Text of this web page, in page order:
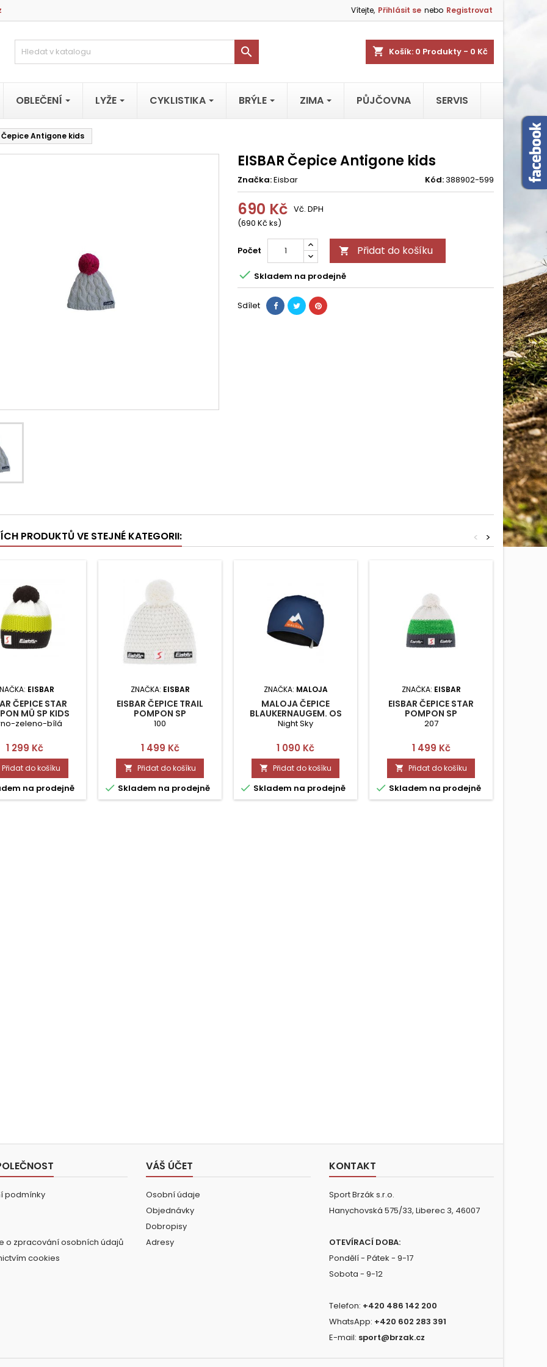
Vítejte, Přihlásit se nebo Registrovat
shopping_cart Košík: 0 Produkty - 0 Kč

OBLEČENÍ LYŽE CYKLISTIKA BRÝLE ZIMA PŮJČOVNA SERVIS
Čepice Antigone kids
EISBAR Čepice Antigone kids
Značka:Eisbar Kód:388902-599
690 Kč
(690 Kč ks)
Vč. DPH
Počet  Přidat do košíku
 Skladem na prodejně
Sdílet
PRODUKTŮ VE STEJNÉ KATEGORII: >
<
EISBAR
ČEPICE STAR
MÜ SP KIDS
zeleno-bílá
Cena
1 299 Kč
Přidat do košíku
na prodejně
ZNAČKA: EISBAR
EISBAR ČEPICE TRAIL
POMPON SP
100
Cena
1 499 Kč
 Přidat do košíku
 Skladem na prodejně
ZNAČKA: MALOJA
MALOJA ČEPICE
BLAUKERNAUGEM. OS
Night Sky
Cena
1 090 Kč
 Přidat do košíku
 Skladem na prodejně
ZNAČKA: EISBAR
EISBAR ČEPICE STAR
POMPON SP
207
Cena
1 499 Kč
 Přidat do košíku
 Skladem na prodejně
podmínky
o zpracování osobních údajů
cookies
VÁŠ ÚČET
Osobní údaje
Objednávky
Dobropisy
Adresy
KONTAKT
Sport Brzák s.r.o.
Hanychovská 575/33, Liberec 3, 46007
OTEVÍRACÍ DOBA:
Pondělí - Pátek - 9-17
Sobota - 9-12
Telefon: +420 486 142 200
WhatsApp: +420 602 283 391
E-mail: sport@brzak.cz